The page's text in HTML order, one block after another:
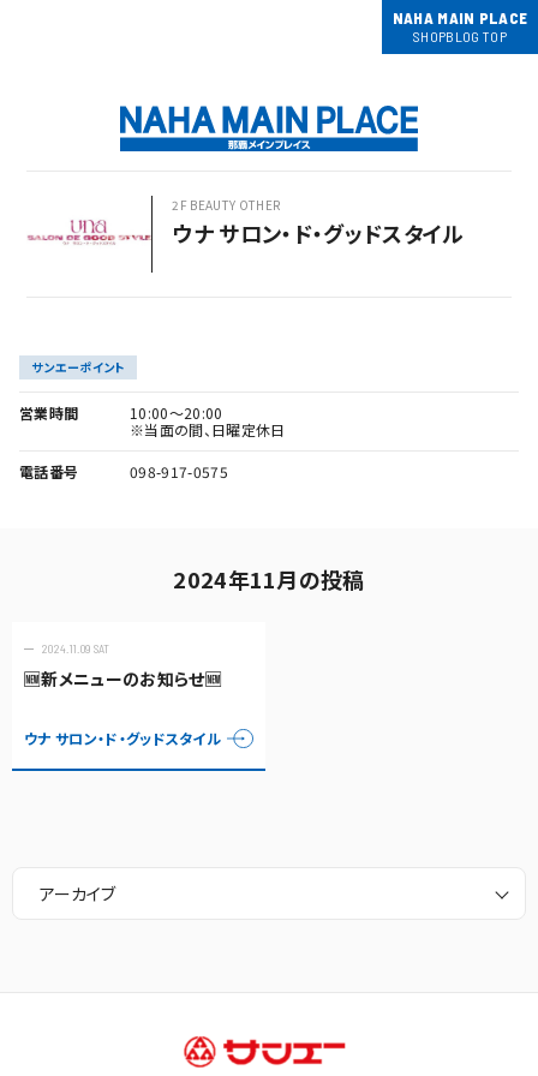
NAHA MAIN PLACE
SHOPBLOG TOP
2F BEAUTY OTHER
ウナ サロン・ド・グッドスタイル
サンエーポイント
営業時間
10:00～20:00
※当面の間、日曜定休日
電話番号 098-917-0575
2024年11月の投稿
2024.11.09 SAT
🆕新メニューのお知らせ🆕
ウナ サロン・ド・グッドスタイル
アーカイブ